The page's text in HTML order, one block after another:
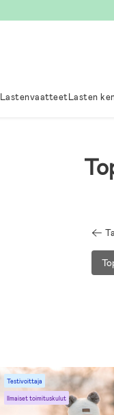
LastenvaatteetLasten
Testivoittaja
Ilmaiset toimituskulut